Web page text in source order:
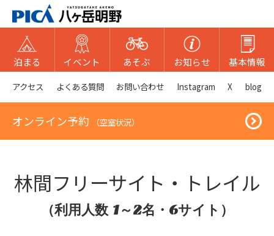
泊まる イベント あそぶ お知らせ 基本情報
アクセス よくある質問 お問い合わせ Instagram X blog
オンライン予約 （空室状況）
林間フリーサイト・トレイル
（利用人数 1～2名・6サイト）